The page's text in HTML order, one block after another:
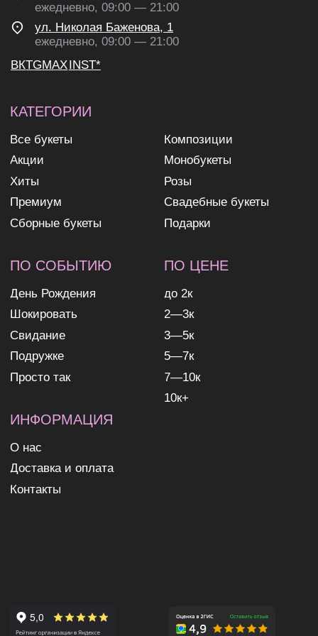
ИНФОРМАЦИЯ
ПО ЦЕНЕ
ПО СОБЫТИЮ
О нас
Контакты
до 2к
2—3к
Шокировать
День Рождения
Подружке
согласие на обработку
персональных данных
согласие на получение
рекламных и информационных
политика конфиденциальности
ИП Николаев Александр Сергеевич